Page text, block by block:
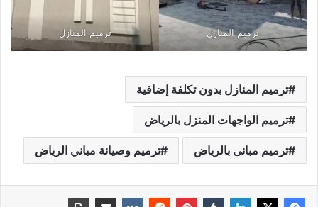
ترميم المنازل ترميم المنازل
ترميم المنازل بدون تكلفة إضافية
ترميم الواجهات المنزل بالرياض
ترميم مبانى بالرياض ترميم وصيانة مباني الرياض